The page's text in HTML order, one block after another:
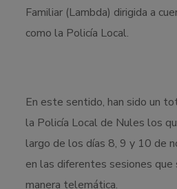
Familiar (Lambda) dirigida a
como la Policía Local.
En este sentido, han sido un
la Policía Local de Nules los
largo de los días 8, 9 y 10 de
en las diferentes sesiones que
manera telemática.